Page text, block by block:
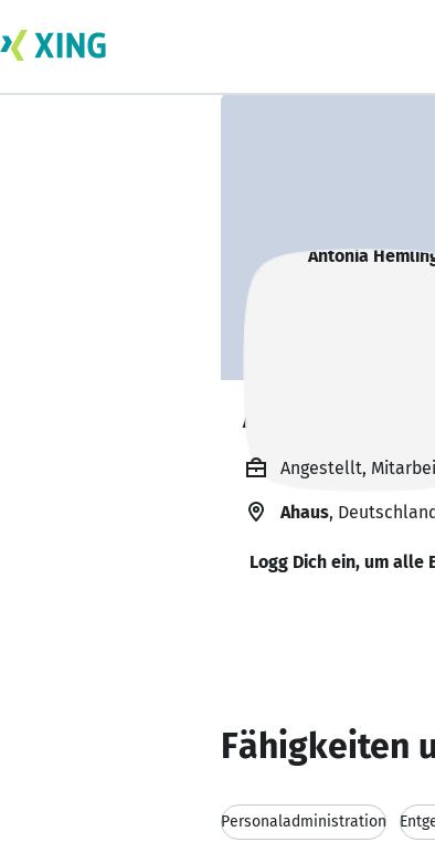
Antonia
Angestellt,
Ahaus,
Logg Dich ein, um alle
Fähigkeiten
Personaladministration